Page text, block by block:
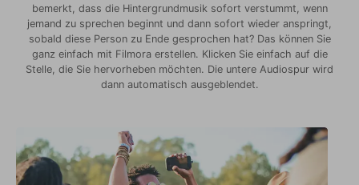
bemerkt, dass die Hintergrundmusik sofort verstummt, wenn
jemand zu sprechen beginnt und dann sofort wieder anspringt,
sobald diese Person zu Ende gesprochen hat? Das können Sie
ganz einfach mit Filmora erstellen. Klicken Sie einfach auf die
Stelle, die Sie hervorheben möchten. Die untere Audiospur wird
dann automatisch ausgeblendet.